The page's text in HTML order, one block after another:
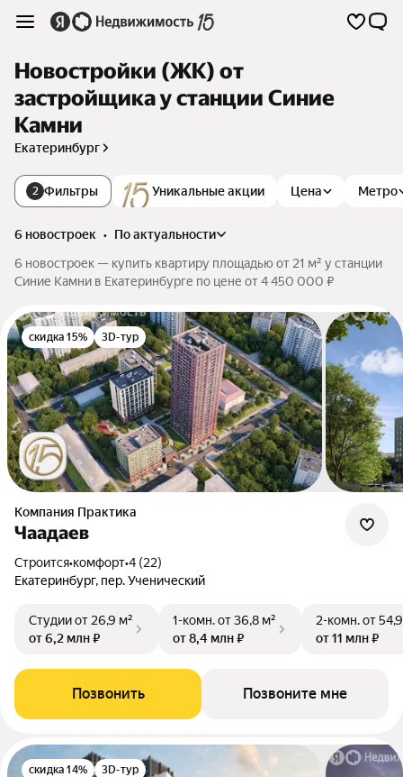
Новостройки (ЖК) от
застройщика у станции Синие
Камни
Екатеринбург
2 Фильтры Уникальные акции Цена Метро
6 новостроек •
по актуальности
6 новостроек — купить квартиру площадью от 21 м² у станции
Синие Камни в Екатеринбурге по цене от 4 450 000 ₽
скидка 15% 3D-тур
Компания Практика
Чаадаев
Строится•комфорт•4 (22)
Екатеринбург, пер. Ученический
Студииот 26,9 м²
от 6,2 млн ₽
1-комн.от 36,8 м²
от 8,4 млн ₽
2-комн.от
от 11 млн ₽
Позвонить Позвоните мне
скидка 14% 3D-тур